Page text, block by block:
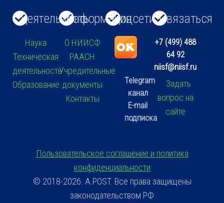
Деятельность
Наука
Техническая
деятельность
Образование
Информация
О НИИСФ
РААСН
Учредительные
документы
Контакты
Соцсети
Telegram
канал
E-mail
подписка
Связаться
+7 (499) 488
64 92
niisf@niisf.ru
Задать
вопрос на
сайте
Пользовательское соглашение и политика
конфиденциальности
© 2018-2026. A.POST. Все права защищены
законодательством РФ